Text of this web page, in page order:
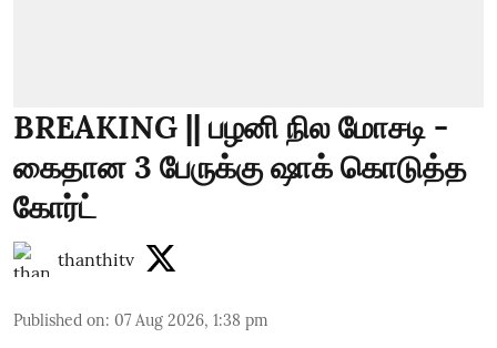
BREAKING || பழனி நில மோசடி -
கைதான 3 பேருக்கு ஷாக் கொடுத்த
கோர்ட்
thanthitv
Published on: 07 Aug 2026, 1:38 pm